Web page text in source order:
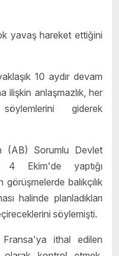
yavaş hareket ettiğini
10 aydır devam
ilişkin anlaşmazlık, her
giderek
(AB) Sorumlu Devlet
4 Ekim'de yaptığı
balıkçılık
halinde planladıkları
söylemişti.
ithal edilen